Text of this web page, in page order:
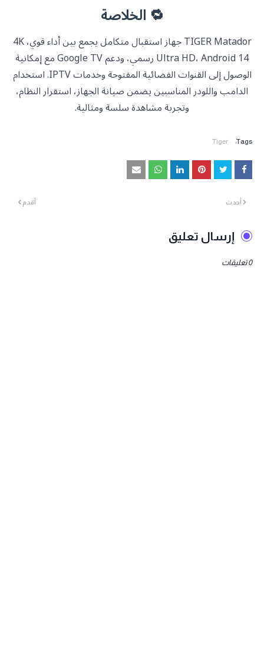
🔁 الخلاصة
TIGER Matador جهاز استقبال متكامل يجمع بين أداء قوي، 4K
Ultra HD، Android 14 رسمي، ودعم Google TV مع إمكانية
الوصول إلى القنوات الفضائية المفتوحة وخدمات IPTV. استخدام
الدامب واللودر المناسبين يضمن صيانة الجهاز، استقرار النظام،
وتجربة مشاهدة سلسة ومثالية.
Tags:
Tiger
أحدث أقدم
إرسال تعليق
0 تعليقات